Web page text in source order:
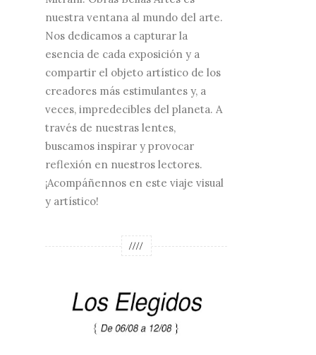
nuestra ventana al mundo del arte.
Nos dedicamos a capturar la
esencia de cada exposición y a
compartir el objeto artístico de los
creadores más estimulantes y, a
veces, impredecibles del planeta. A
través de nuestras lentes,
buscamos inspirar y provocar
reflexión en nuestros lectores.
¡Acompáñennos en este viaje visual
y artístico!
////